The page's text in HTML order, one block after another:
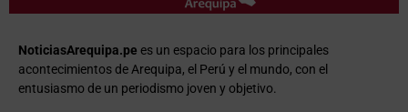
NoticiasArequipa.pe es un espacio para los principales
acontecimientos de Arequipa, el Perú y el mundo, con el
entusiasmo de un periodismo joven y objetivo.